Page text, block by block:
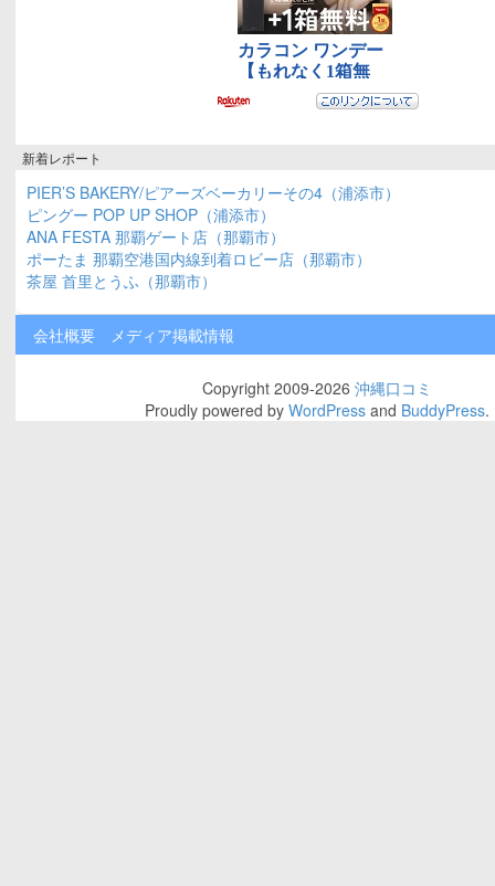
新着レポート
PIER’S BAKERY/ピアーズベーカリーその4（浦添市）
ピングー POP UP SHOP（浦添市）
ANA FESTA 那覇ゲート店（那覇市）
ポーたま 那覇空港国内線到着ロビー店（那覇市）
茶屋 首里とうふ（那覇市）
会社概要 メディア掲載情報
Copyright 2009-2026 沖縄口コミ
Proudly powered by WordPressand BuddyPress.